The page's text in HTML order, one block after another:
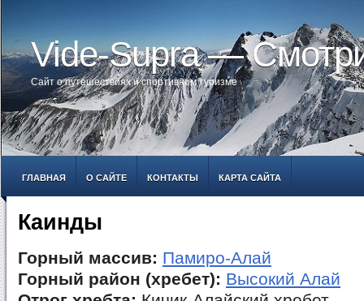
Vide-Supra —
Сайт о путешествиях и спортивном туризме
ГЛАВНАЯ О САЙТЕ КОНТАКТЫ КАРТА САЙТА
Каинды
Горный массив: Памиро-Алай
Горный район (хребет): Высокий Алай